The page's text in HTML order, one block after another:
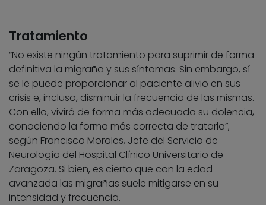
Tratamiento
“No existe ningún tratamiento para suprimir de forma
definitiva la migraña y sus síntomas. Sin embargo, sí
se le puede proporcionar al paciente alivio en sus
crisis e, incluso, disminuir la frecuencia de las mismas.
Con ello, vivirá de forma más adecuada su dolencia,
conociendo la forma más correcta de tratarla”,
según Francisco Morales, Jefe del Servicio de
Neurología del Hospital Clínico Universitario de
Zaragoza. Si bien, es cierto que con la edad
avanzada las migrañas suele mitigarse en su
intensidad y frecuencia.